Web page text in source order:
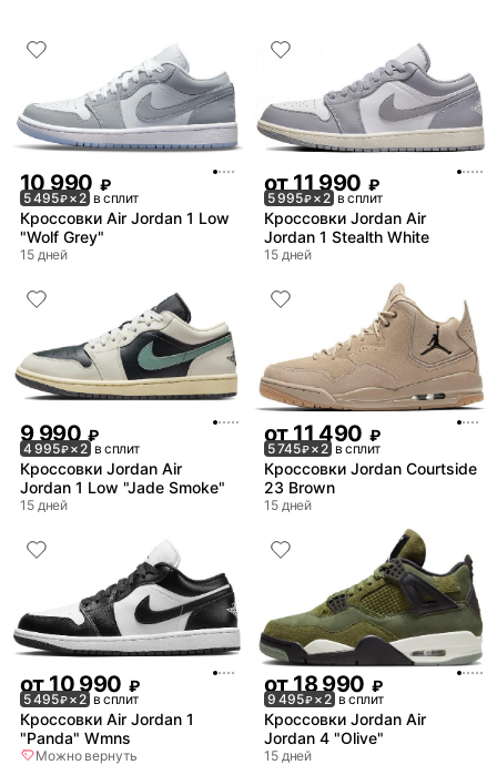
10 990 ₽
5 495₽× 2 в сплит
Кроссовки Air Jordan 1 Low
"Wolf Grey"
15 дней
от11 990 ₽
5 995₽× 2 в сплит
Кроссовки Jordan Air
Jordan 1 Stealth White
15 дней
9 990 ₽
4 995₽× 2 в сплит
Кроссовки Jordan Air
Jordan 1 Low "Jade Smoke"
15 дней
от11 490 ₽
5 745₽× 2 в сплит
Кроссовки Jordan Courtside
23 Brown
15 дней
от10 990 ₽
5 495₽× 2 в сплит
Кроссовки Air Jordan 1
"Panda" Wmns
Можно вернуть
от18 990 ₽
9 495₽× 2 в сплит
Кроссовки Jordan Air
Jordan 4 "Olive"
15 дней